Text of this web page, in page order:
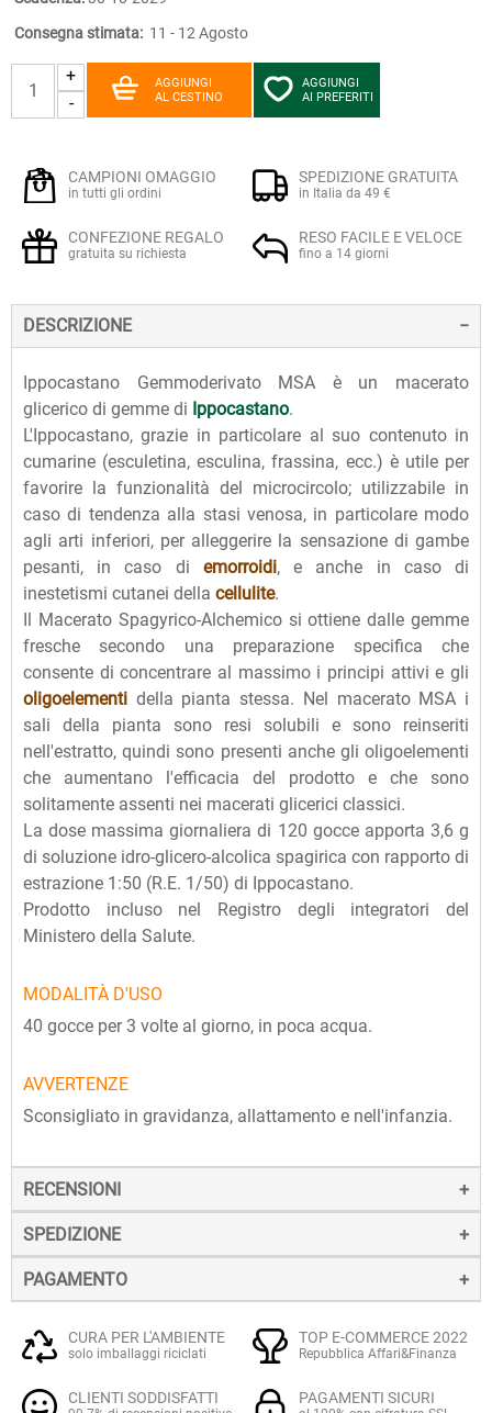
Consegna stimata: 11 - 12 Agosto
+
-
AGGIUNGI
AL CESTINO
AGGIUNGI
AI PREFERITI
CAMPIONI OMAGGIO
in tutti gli ordini
SPEDIZIONE GRATUITA
in Italia da 49 €
CONFEZIONE REGALO
gratuita su richiesta
RESO FACILE E VELOCE
fino a 14 giorni
DESCRIZIONE
Ippocastano Gemmoderivato MSA è un macerato
glicerico di gemme di Ippocastano.
L'Ippocastano, grazie in particolare al suo contenuto in
cumarine (esculetina, esculina, frassina, ecc.) è utile per
favorire la funzionalità del microcircolo; utilizzabile in
caso di tendenza alla stasi venosa, in particolare modo
agli arti inferiori, per alleggerire la sensazione di gambe
pesanti, in caso di emorroidi, e anche in caso di
inestetismi cutanei della cellulite.
Il Macerato Spagyrico-Alchemico si ottiene dalle gemme
fresche secondo una preparazione specifica che
consente di concentrare al massimo i principi attivi e gli
oligoelementi della pianta stessa. Nel macerato MSA i
sali della pianta sono resi solubili e sono reinseriti
nell'estratto, quindi sono presenti anche gli oligoelementi
che aumentano l'efficacia del prodotto e che sono
solitamente assenti nei macerati glicerici classici.
La dose massima giornaliera di 120 gocce apporta 3,6 g
di soluzione idro-glicero-alcolica spagirica con rapporto di
estrazione 1:50 (R.E. 1/50) di Ippocastano.
Prodotto incluso nel Registro degli integratori del
Ministero della Salute.
MODALITÀ D'USO
40 gocce per 3 volte al giorno, in poca acqua.
AVVERTENZE
Sconsigliato in gravidanza, allattamento e nell'infanzia.
RECENSIONI
SPEDIZIONE
La spedizione dei prodotti avviene entro 24 ore dall'ordine
(sabato e festivi esclusi), tramite corriere SDA.
Quando l'ordine sarà spedito, riceverai una e-mail di
conferma, contenente un link alla tracciatura online
dell'invio, che ti permetterà di verificare in tempo reale lo
PAGAMENTO
Il pagamento degli ordini può avvenire:
altre carte prepagate abilitate), su server sicuro Paypal.
CURA PER L'AMBIENTE
solo imballaggi riciclati
TOP E-COMMERCE 2022
Repubblica Affari&Finanza
CLIENTI SODDISFATTI PAGAMENTI SICURI